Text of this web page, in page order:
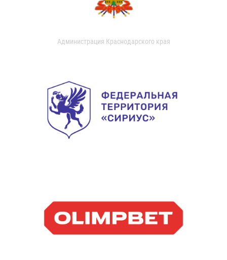
Администрация Краснодарского края